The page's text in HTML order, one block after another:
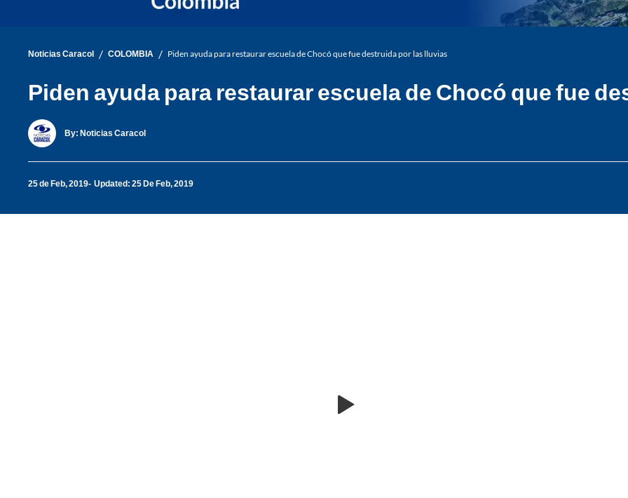
Noticias Caracol / COLOMBIA / Piden ayuda para restaurar escuela de Chocó que fue destruida por las lluvias
Piden ayuda para restaurar escuela de Chocó que fue
By: Noticias Caracol
25 de Feb, 2019 Updated: 25 De Feb, 2019